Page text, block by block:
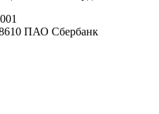
ПАО Сбербанк